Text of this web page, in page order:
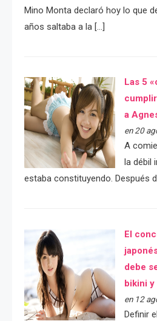
Mino Monta declaró hoy lo que
años saltaba a la […]
Las 5
a
en 20
A
la débil
estaba constituyendo. Después
El
debe
bikini y
en 12
Definir